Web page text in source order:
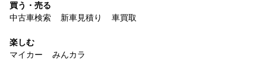
買う・売る
中古車検索
新車見積り 車買取
楽しむ
マイカー
みんカラ